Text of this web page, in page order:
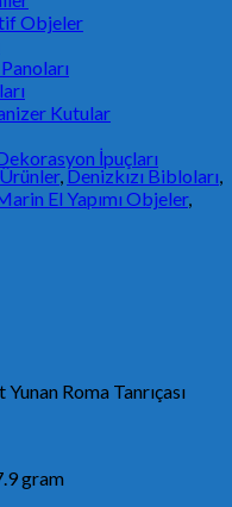
Objeler
Kutular
İpuçları
, Denizkızı Bibloları,
El Yapımı Objeler,
Roma Tanrıçası
gram